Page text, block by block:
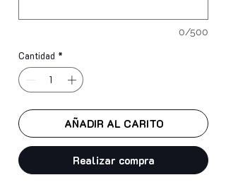
0/500
Cantidad *
AÑADIR AL CARITO
Realizar compra